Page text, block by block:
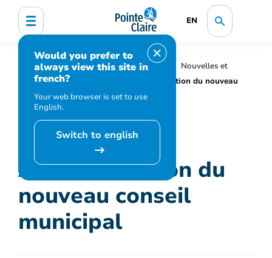
EN
Would you prefer to
always view this site in
french?
Your web browser is set to use
English.
Switch to english
Accueil Organisation municipale
Nouvelles et
médias
Actualités
Assermentation du nouveau
conseil municipal
Assermentation du
nouveau conseil
municipal